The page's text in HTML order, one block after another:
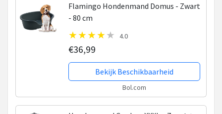
Flamingo Hondenmand Domus - Zwart
- 80 cm
4.0
€36,99
Bekijk Beschikbaarheid
Bol.com